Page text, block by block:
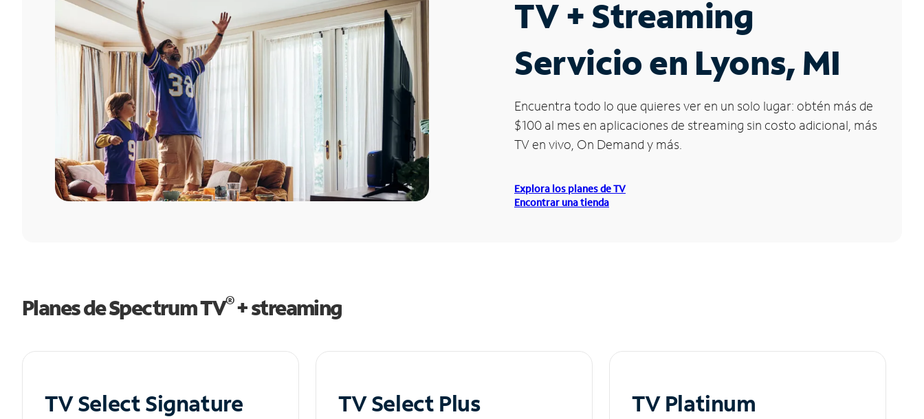
TV + Streaming
Servicio en Lyons, MI
Encuentra todo lo que quieres ver en un solo lugar: obtén más de
$100 al mes en aplicaciones de streaming sin costo adicional, más
TV en vivo, On Demand y más.
Explora los planes de TV
Encontrar una tienda
Planes de Spectrum TV®+ streaming
TV Select Signature TV Select Plus TV Platinum